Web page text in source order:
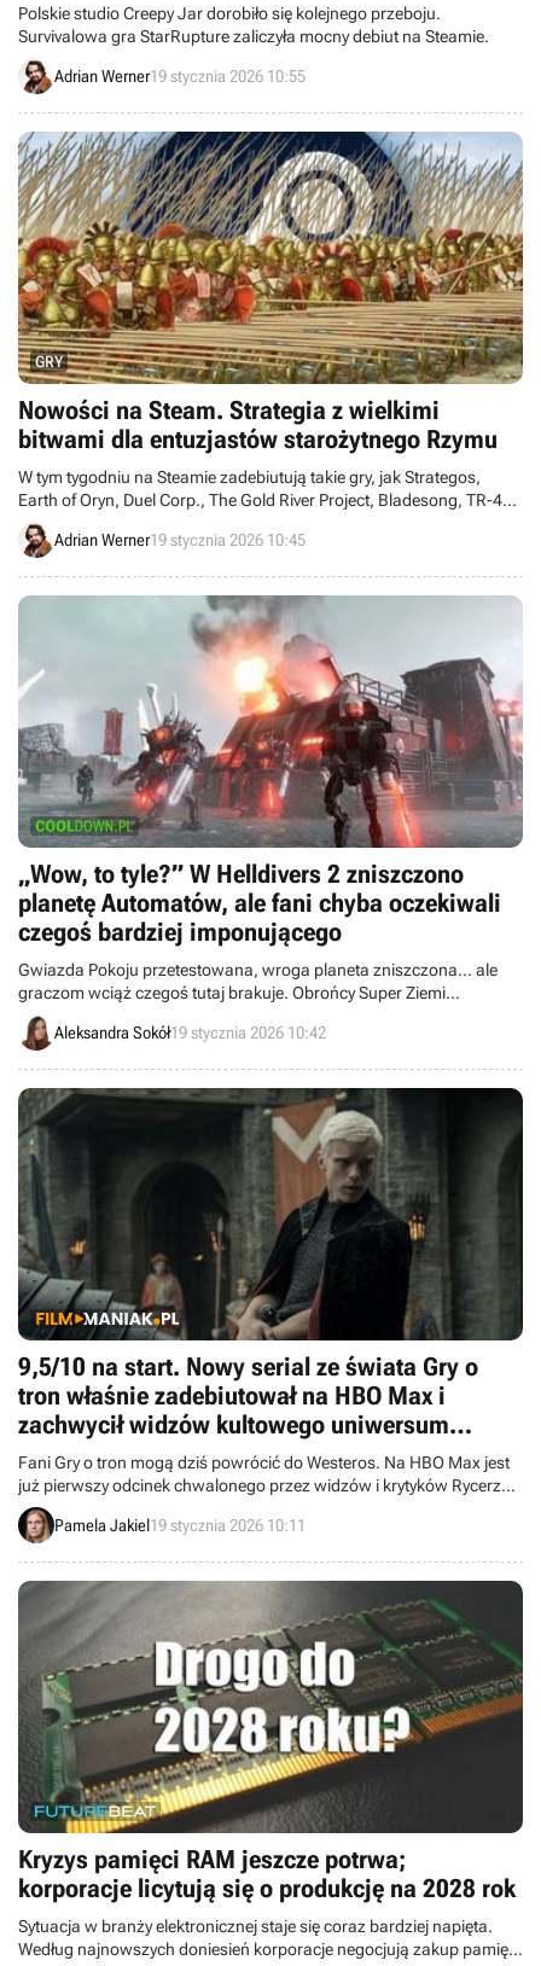
Polskie studio Creepy Jar dorobiło się kolejnego przeboju.
Survivalowa gra StarRupture zaliczyła mocny debiut na Steamie.
Adrian Werner19 stycznia 2026 10:55
GRY
Nowości na Steam. Strategia z wielkimi
bitwami dla entuzjastów starożytnego Rzymu
W tym tygodniu na Steamie zadebiutują takie gry, jak Strategos,
Earth of Oryn, Duel Corp., The Gold River Project, Bladesong, TR-49
czy MIO: Memories in Orbit.
Adrian Werner19 stycznia 2026 10:45
„Wow, to tyle?” W Helldivers 2 zniszczono
planetę Automatów, ale fani chyba oczekiwali
czegoś bardziej imponującego
Gwiazda Pokoju przetestowana, wroga planeta zniszczona… ale
graczom wciąż czegoś tutaj brakuje. Obrońcy Super Ziemi
komentują demokratyczny wynalazek.
Aleksandra Sokół19 stycznia 2026 10:42
9,5/10 na start. Nowy serial ze świata Gry o
tron właśnie zadebiutował na HBO Max i
zachwycił widzów kultowego uniwersum
fantasy
Fani Gry o tron mogą dziś powrócić do Westeros. Na HBO Max jest
już pierwszy odcinek chwalonego przez widzów i krytyków Rycerza
Siedmiu Królestw.
Pamela Jakiel19 stycznia 2026 10:11
Kryzys pamięci RAM jeszcze potrwa;
korporacje licytują się o produkcję na 2028 rok
Sytuacja w branży elektronicznej staje się coraz bardziej napięta.
Według najnowszych doniesień korporacje negocjują zakup pamięci